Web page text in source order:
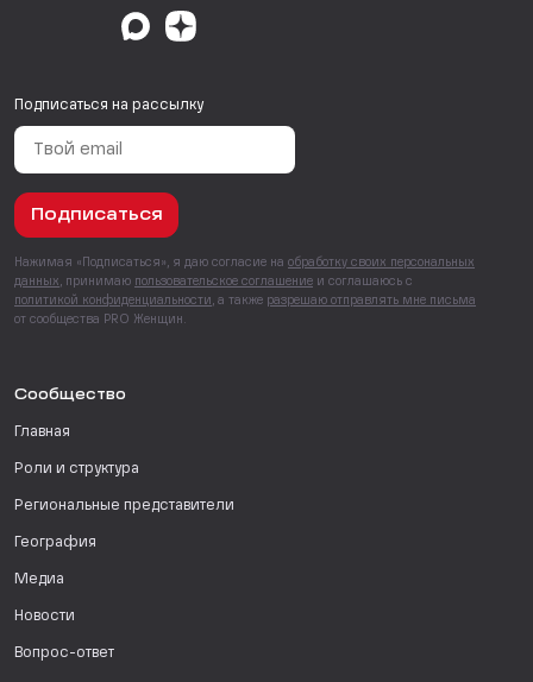
Подписаться на рассылку
Подписаться
Нажимая «Подписаться», я даю согласие на обработку своих персональных
данных , принимаю пользовательское соглашение и соглашаюсь с
политикой конфиденциальности , а также разрешаю отправлять мне письма
от сообщества PRO Женщин.
Сообщество
Главная
Роли и структура
Региональные представители
География
Медиа
Новости
Вопрос-ответ